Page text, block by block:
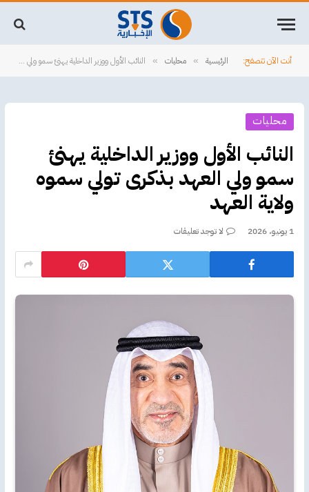
أنت الآن تتصفح: الرئيسية » محليات » النائب الأول ووزير الداخلية يهنئ سمو ولي العهد بذكرى تولي سموه ولاية العهد
محليات
النائب الأول ووزير الداخلية يهنئ
سمو ولي العهد بذكرى تولي سموه
ولاية العهد
1 يونيو، 2026 لا توجد تعليقات